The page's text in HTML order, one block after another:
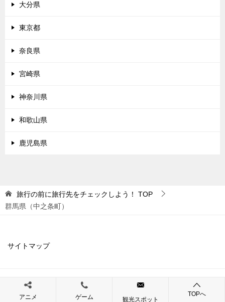
大分県
東京都
奈良県
宮崎県
神奈川県
和歌山県
鹿児島県
旅行の前に旅行先をチェックしよう！
TOP
群馬県（中之条町）
サイトマップ
© 2019 旅行の前に旅行先をチェックしよう！
アニメ ゲーム 観光スポット
TOPへ